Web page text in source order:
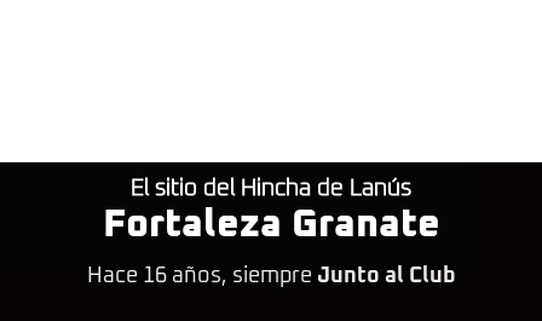
El sitio del Hincha de Lanús
Fortaleza Granate
Hace 16 años, siempre Junto al Club